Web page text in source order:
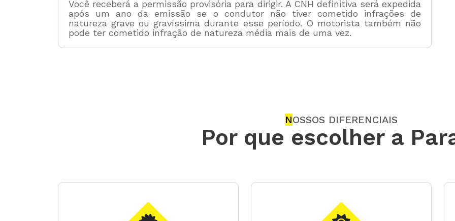
Você receberá a permissão provisória para dirigir. A CNH definitiva será expedida
após um ano da emissão se o condutor não tiver cometido infrações de
natureza grave ou gravíssima durante esse período. O motorista também não
pode ter cometido infração de natureza média mais de uma vez.
NOSSOS DIFERENCIAIS
Por que escolher a